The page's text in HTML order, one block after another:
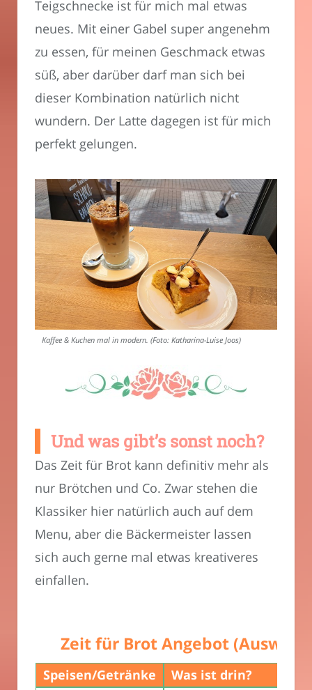
Teigschnecke ist für mich mal etwas
neues. Mit einer Gabel super angenehm
zu essen, für meinen Geschmack etwas
süß, aber darüber darf man sich bei
dieser Kombination natürlich nicht
wundern. Der Latte dagegen ist für mich
perfekt gelungen.
Kaffee & Kuchen mal in modern. (Foto: Katharina-Luise Joos)
Und was gibt’s sonst noch?
Das Zeit für Brot kann definitiv mehr als
nur Brötchen und Co. Zwar stehen die
Klassiker hier natürlich auch auf dem
Menu, aber die Bäckermeister lassen
sich auch gerne mal etwas kreativeres
einfallen.
Zeit für Brot Angebot (Auswahl)
Speisen/Getränke Was ist drin?